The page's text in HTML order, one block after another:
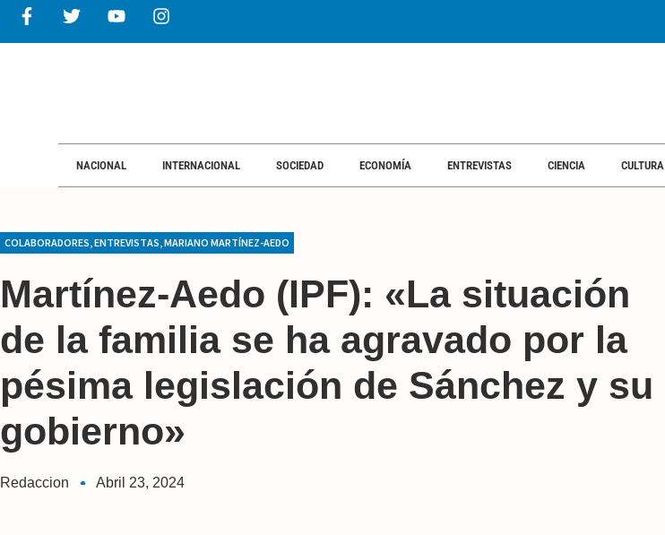
NACIONAL INTERNACIONAL SOCIEDAD ECONOMÍA ENTREVISTAS CIENCIA CULTURA
COLABORADORES,ENTREVISTAS,MARIANO MARTÍNEZ-AEDO
Martínez-Aedo (IPF): «La situación
de la familia se ha agravado por la
pésima legislación de Sánchez y su
gobierno»
Redaccion Abril 23, 2024